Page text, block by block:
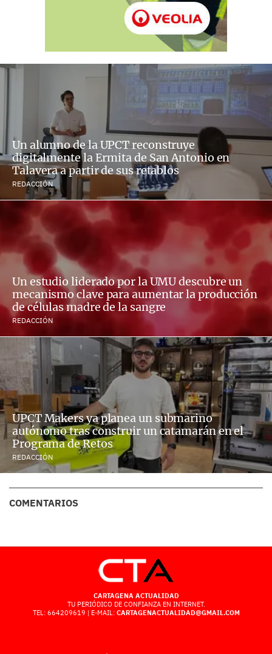
Un alumno de la UPCT reconstruye
digitalmente la Ermita de San Antonio en
Talavera a partir de sus retablos
REDACCIÓN
Un estudio liderado por la UMU descubre un
mecanismo clave para aumentar la producción
de células madre de la sangre
REDACCIÓN
UPCT Makers ya planea un submarino
autónomo tras construir un catamarán en el
Programa de Retos
REDACCIÓN
COMENTARIOS
CARTAGENA ACTUALIDAD
TU PERIÓDICO DE CONFIANZA EN INTERNET.
TEL: 664209619 | E-MAIL: CARTAGENACTUALIDAD@GMAIL.COM